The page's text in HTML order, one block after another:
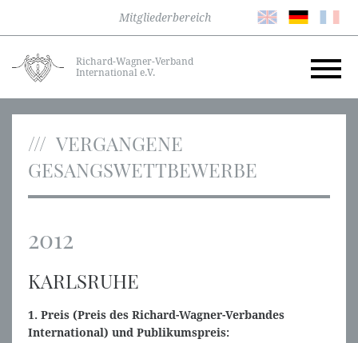
Mitgliederbereich
Richard-Wagner-Verband
International e.V.
VERGANGENE
GESANGSWETTBEWERBE
2012
KARLSRUHE
1. Preis (Preis des Richard-Wagner-Verbandes
International) und Publikumspreis: